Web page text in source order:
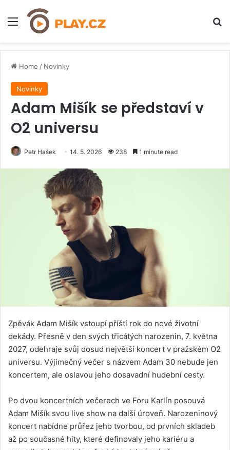
Menu
Home / Novinky
Novinky
Adam Mišík se představí v
O2 universu
Petr Hašek 14. 5. 2026 238 1 minute read
Zpěvák Adam Mišík vstoupí příští rok do nové životní
dekády. Přesně v den svých třicátých narozenin, 7. května
2027, odehraje svůj dosud největší koncert v pražském O2
universu. Výjimečný večer s názvem Adam 30 nebude jen
koncertem, ale oslavou jeho dosavadní hudební cesty.
Po dvou koncertních večerech ve Foru Karlín posouvá
Adam Mišík svou live show na další úroveň. Narozeninový
koncert nabídne průřez jeho tvorbou, od prvních skladeb
až po současné hity, které definovaly jeho kariéru a